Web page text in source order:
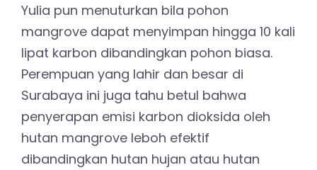
Yulia pun menuturkan bila pohon
mangrove dapat menyimpan hingga 10 kali
lipat karbon dibandingkan pohon biasa.
Perempuan yang lahir dan besar di
Surabaya ini juga tahu betul bahwa
penyerapan emisi karbon dioksida oleh
hutan mangrove leboh efektif
dibandingkan hutan hujan atau hutan